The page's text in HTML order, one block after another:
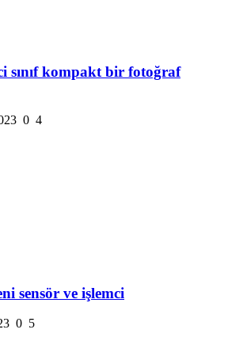
sınıf kompakt bir fotoğraf
0 4
sensör ve işlemci
0 5